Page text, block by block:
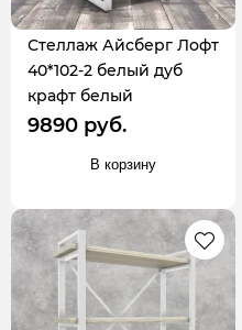
Стеллаж Айсберг Лофт
40*102-2 белый дуб
крафт белый
9890 руб.
В корзину